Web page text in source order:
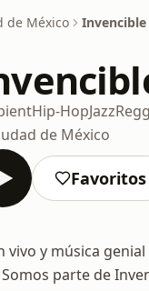
de México Invencible
Hip-HopJazz
de México
Favoritos
y música
parte de